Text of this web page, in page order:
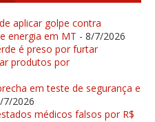
aplicar golpe contra
energia em MT - 8/7/2026
é preso por furtar
produtos por
em teste de segurança e
7/2026
médicos falsos por R$